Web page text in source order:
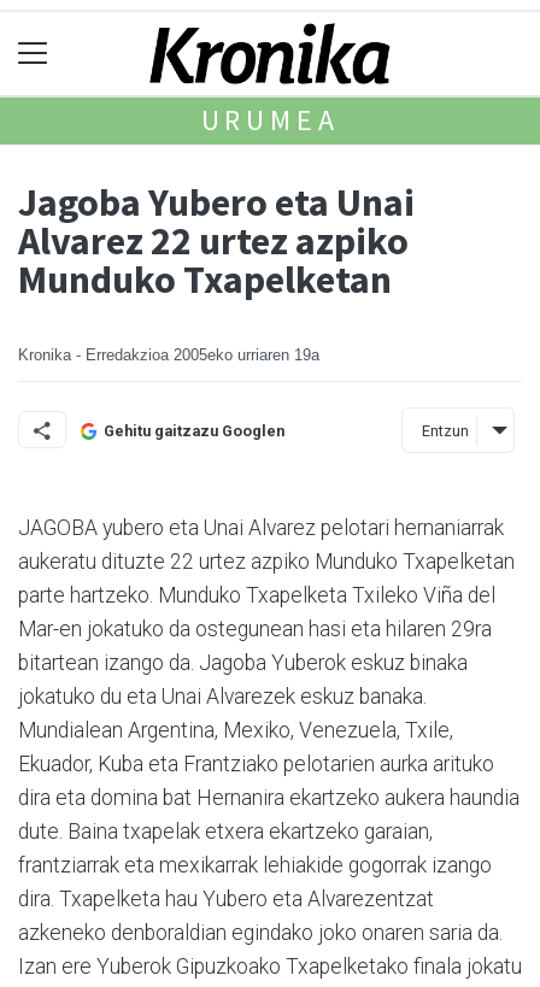
URUMEA
Jagoba Yubero eta Unai
Alvarez 22 urtez azpiko
Munduko Txapelketan
Kronika - Erredakzioa 2005eko urriaren 19a
Gehitu gaitzazu Googlen Entzun
JAGOBA yubero eta Unai Alvarez pelotari hernaniarrak
aukeratu dituzte 22 urtez azpiko Munduko Txapelketan
parte hartzeko. Munduko Txapelketa Txileko Viña del
Mar-en jokatuko da ostegunean hasi eta hilaren 29ra
bitartean izango da. Jagoba Yuberok eskuz binaka
jokatuko du eta Unai Alvarezek eskuz banaka.
Mundialean Argentina, Mexiko, Venezuela, Txile,
Ekuador, Kuba eta Frantziako pelotarien aurka arituko
dira eta domina bat Hernanira ekartzeko aukera haundia
dute. Baina txapelak etxera ekartzeko garaian,
frantziarrak eta mexikarrak lehiakide gogorrak izango
dira. Txapelketa hau Yubero eta Alvarezentzat
azkeneko denboraldian egindako joko onaren saria da.
Izan ere Yuberok Gipuzkoako Txapelketako finala jokatu